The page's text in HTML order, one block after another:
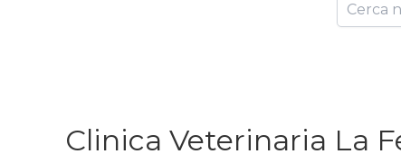
Clinica Veterinaria La